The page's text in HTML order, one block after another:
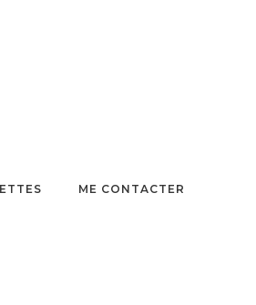
ME CONTACTER